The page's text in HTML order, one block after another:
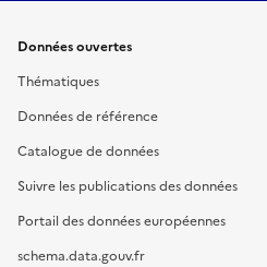
Données ouvertes
Thématiques
Données de référence
Catalogue de données
Suivre les publications des données
Portail des données européennes
schema.data.gouv.fr